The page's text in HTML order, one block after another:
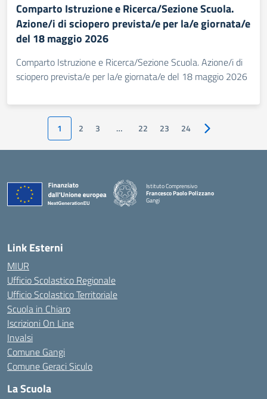
Comparto Istruzione e Ricerca/Sezione Scuola.
Azione/i di sciopero prevista/e per la/e giornata/e
del 18 maggio 2026
Comparto Istruzione e Ricerca/Sezione Scuola. Azione/i di
sciopero prevista/e per la/e giornata/e del 18 maggio 2026
1 2 3 … 22 23 24 Pagina
Istituto Comprensivo
Francesco Paolo Polizzano
Gangi
— Visita la pagina iniziale della scuola
Link Esterni
MIUR
Ufficio Scolastico Regionale
Ufficio Scolastico Territoriale
Scuola in Chiaro
Iscrizioni On Line
Invalsi
Comune Gangi
Comune Geraci Siculo
La Scuola